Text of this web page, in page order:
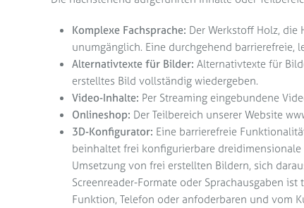
Komplexe Fachsprache: Der Werkstoff Holz, die
unumgänglich. Eine durchgehend barrierefreie,
Alternativtexte für Bilder: Alternativtexte für
erstelltes Bild vollständig wiedergeben.
Video-Inhalte: Per Streaming eingebundene
Onlineshop: Der Teilbereich unserer Website
3D-Konfigurator: Eine barrierefreie
beinhaltet frei konfigurierbare
Umsetzung von frei erstellten Bildern, sich
Screenreader-Formate oder Sprachausgaben
Funktion, Telefon oder anfoderbaren und vom